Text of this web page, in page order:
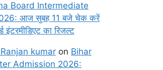
Board Intermediate
आज सुबह 11 बजे चेक करें
इंटरमीडिएट का रिजल्ट
kumar on Bihar
Admission 2026: